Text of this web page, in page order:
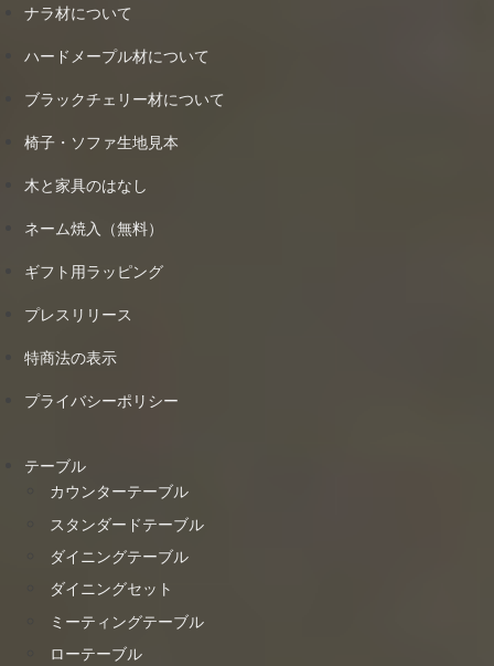
ナラ材について
ハードメープル材について
ブラックチェリー材について
椅子・ソファ生地見本
木と家具のはなし
ネーム焼入（無料）
ギフト用ラッピング
プレスリリース
特商法の表示
プライバシーポリシー
テーブル
カウンターテーブル
スタンダードテーブル
ダイニングテーブル
ダイニングセット
ミーティングテーブル
ローテーブル